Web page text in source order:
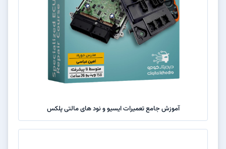
آموزش جامع تعمیرات ایسیو و نود های مالتی پلکس